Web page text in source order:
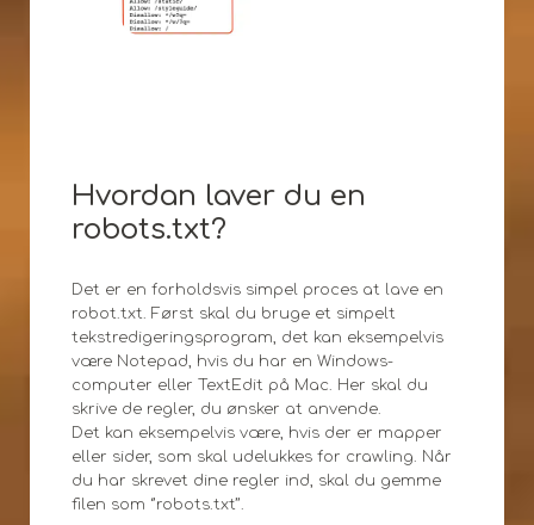
Hvordan laver du en
robots.txt?
Det er en forholdsvis simpel proces at lave en
robot.txt. Først skal du bruge et simpelt
tekstredigeringsprogram, det kan eksempelvis
være Notepad, hvis du har en Windows-
computer eller TextEdit på Mac. Her skal du
skrive de regler, du ønsker at anvende.
Det kan eksempelvis være, hvis der er mapper
eller sider, som skal udelukkes for crawling. Når
du har skrevet dine regler ind, skal du gemme
filen som ‘’robots.txt’’.